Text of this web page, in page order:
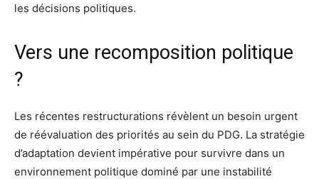
les décisions politiques.
Vers une recomposition politique
?
Les récentes restructurations révèlent un besoin urgent
de réévaluation des priorités au sein du PDG. La stratégie
d’adaptation devient impérative pour survivre dans un
environnement politique dominé par une instabilité